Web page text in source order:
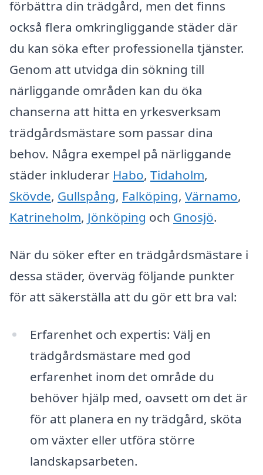
förbättra din trädgård, men det finns
också flera omkringliggande städer där
du kan söka efter professionella tjänster.
Genom att utvidga din sökning till
närliggande områden kan du öka
chanserna att hitta en yrkesverksam
trädgårdsmästare som passar dina
behov. Några exempel på närliggande
städer inkluderar Habo, Tidaholm,
Skövde, Gullspång, Falköping, Värnamo,
Katrineholm, Jönköping och Gnosjö.
När du söker efter en trädgårdsmästare i
dessa städer, överväg följande punkter
för att säkerställa att du gör ett bra val:
Erfarenhet och expertis: Välj en
trädgårdsmästare med god
erfarenhet inom det område du
behöver hjälp med, oavsett om det är
för att planera en ny trädgård, sköta
om växter eller utföra större
landskapsarbeten.